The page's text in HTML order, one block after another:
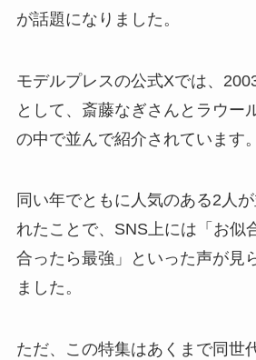
が話題になりました。
モデルプレスの公式Xでは、
として、斎藤なぎさんとラウー
の中で並んで紹介されています。
同い年でともに人気のある2人
れたことで、SNS上には「お似
合ったら最強」といった声が見
ました。
ただ、この特集はあくまで同世